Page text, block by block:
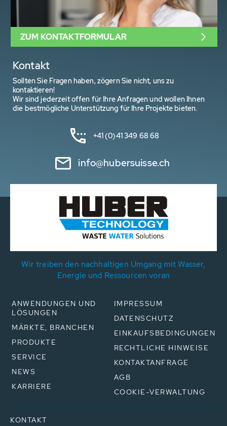
Kontakt
Sollten Sie Fragen haben, zögern Sie nicht, uns zu
kontaktieren!
Wir sind jederzeit offen für Ihre Anfragen und wollen Ihnen
die bestmögliche Unterstützung für Ihre Projekte bieten.
+41 (0)41 349 68 68
info@hubersuisse.ch
ZUM KONTAKTFORMULAR
Wir treiben den nachhaltigen Umgang mit Wasser,
Energie und Ressourcen voran
ANWENDUNGEN UND
LÖSUNGEN
MÄRKTE, BRANCHEN
PRODUKTE
SERVICE
NEWS
KARRIERE
IMPRESSUM
DATENSCHUTZ
EINKAUFSBEDINGUNGEN
RECHTLICHE HINWEISE
KONTAKTANFRAGE
AGB
COOKIE-VERWALTUNG
KONTAKT